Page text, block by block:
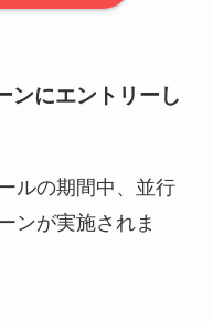
ンにエントリーし
ルの期間中、並行
ンが実施されま